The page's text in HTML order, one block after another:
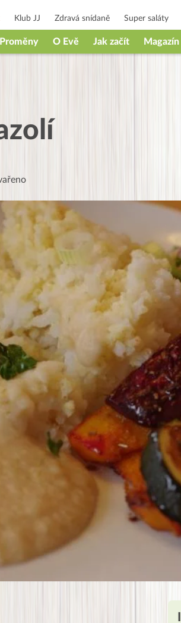
Klub JJ Zdravá snídaně Super saláty
Proměny O Evě Jak začít Magazín